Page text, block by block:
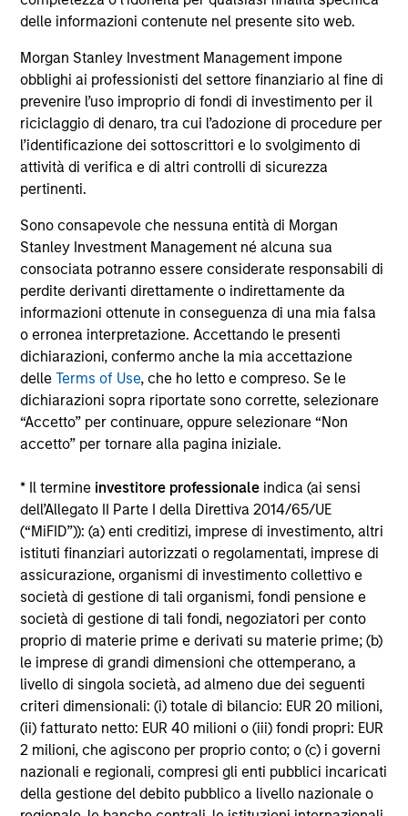
delle informazioni contenute nel presente sito web.
Morgan Stanley Investment Management impone
obblighi ai professionisti del settore finanziario al fine di
prevenire l’uso improprio di fondi di investimento per il
riciclaggio di denaro, tra cui l’adozione di procedure per
l’identificazione dei sottoscrittori e lo svolgimento di
attività di verifica e di altri controlli di sicurezza
pertinenti.
Sono consapevole che nessuna entità di Morgan
Stanley Investment Management né alcuna sua
consociata potranno essere considerate responsabili di
perdite derivanti direttamente o indirettamente da
informazioni ottenute in conseguenza di una mia falsa
o erronea interpretazione. Accettando le presenti
dichiarazioni, confermo anche la mia accettazione
delleTerms of Use, che ho letto e compreso. Se le
dichiarazioni sopra riportate sono corrette, selezionare
“Accetto” per continuare, oppure selezionare “Non
accetto” per tornare alla pagina iniziale.
* Il termine investitore professionale indica (ai sensi
dell’Allegato II Parte I della Direttiva 2014/65/UE
(“MiFID”)): (a) enti creditizi, imprese di investimento, altri
istituti finanziari autorizzati o regolamentati, imprese di
assicurazione, organismi di investimento collettivo e
società di gestione di tali organismi, fondi pensione e
società di gestione di tali fondi, negoziatori per conto
proprio di materie prime e derivati su materie prime; (b)
le imprese di grandi dimensioni che ottemperano, a
livello di singola società, ad almeno due dei seguenti
criteri dimensionali: (i) totale di bilancio: EUR 20 milioni,
(ii) fatturato netto: EUR 40 milioni o (iii) fondi propri: EUR
2 milioni, che agiscono per proprio conto; o (c) i governi
nazionali e regionali, compresi gli enti pubblici incaricati
della gestione del debito pubblico a livello nazionale o
all’emissione e al rimborso delle azioni. La fonte di tutti i
Investment Management Limited (“MSIM Ltd”).
Il valore degli investimenti e i proventi da essi derivanti
possono aumentare come diminuire e un investitore può
non
recuperare l'importo investito.
I dati di performance per i comparti con track record
inferiore a un anno non sono illustrati. Le performance sono
calcolate al netto delle commissioni. I dati di performance
da inizio anno non sono annualizzati. Le performance di
altre classi di azioni, se disponibili, potrebbero essere
diverse. Prima di investire si consiglia di valutare
attentamente gli obiettivi d’investimento, i rischi, le
commissioni e le spese del comparto.
Il ricorso alla leva aumenta i rischi: una variazione
relativamente contenuta nel valore di un investimento può
determinare una variazione molto più elevata, sia in senso
positivo che negativo, nel valore di quell’investimento e, di
conseguenza, nel valore del Comparto.
Alcuni documenti disponibili in questo sito possono
riguardare più comparti della gamma Morgan Stanley
sono disponibili in tutte le giurisdizioni e che i comparti non
sono disponibili per le persone residenti nelle giurisdizioni
in cui tale distribuzione o disponibilità sia contraria alle
leggi o ai regolamenti locali.
Più alta è la categoria (1-7), maggiore è il potenziale di
rendimento, ma anche il rischio di perdere l’investimento.
La categoria 1 non indica un investimento privo di rischio. Si
rimanda al Documento contenente informazioni chiave per
gli investitori (KIID), nella sezione Risorse, per il rating di
rischio specifico per le classi di azioni e le avvertenze.
Il Morningstar Rating™, o “star rating” viene calcolato per i
prodotti gestiti (inclusi fondi comuni, sottoconti di rendite
variabili e polizze vita variabili, exchange-traded fund, fondi
chiusi e conti separati) con uno storico minimo di tre anni.
Gli exchange-traded fund e i fondi comuni aperti sono
considerati come un’unica categoria a fini comparativi. Il
rating viene calcolato sulla base di una misura del